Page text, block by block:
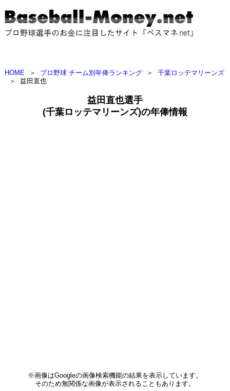
HOME ＞ プロ野球 チーム別年俸ランキング ＞
千葉ロッテマリーンズ
＞
益田直也
益田直也選手
(千葉ロッテマリーンズ)の年俸情報
※画像はGoogleの画像検索機能の結果を表示しています。
そのため無関係な画像が表示されることもあります。